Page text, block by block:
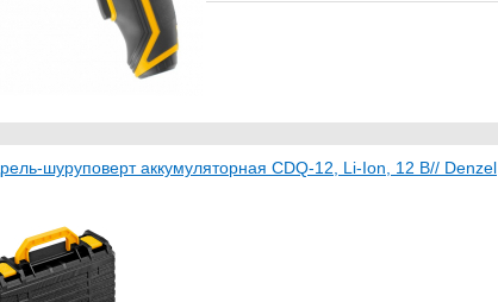
шуруповерт аккумуляторная CDQ-12, Li-Ion, 12 В// Denzel